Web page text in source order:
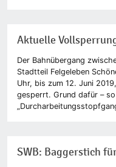
Aktuelle
Der Bahnübergang
Stadtteil Felgeleben
Uhr, bis zum 12. Juni
gesperrt. Grund dafür –
SWB: Baggerstich